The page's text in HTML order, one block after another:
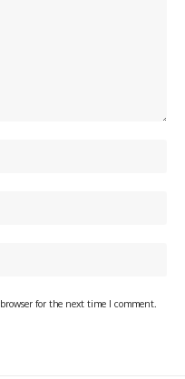
for the next time I comment.